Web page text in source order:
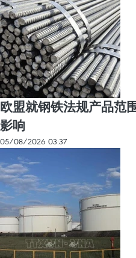
欧盟就钢铁法规产品范
影响
05/08/2026 03:37